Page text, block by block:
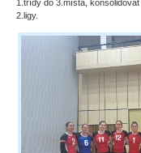
1.třídy do 3.místa,
2.ligy.